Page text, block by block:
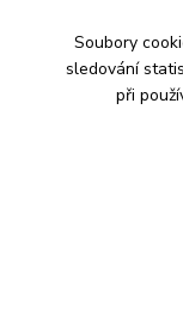
Soubory
sledování
při